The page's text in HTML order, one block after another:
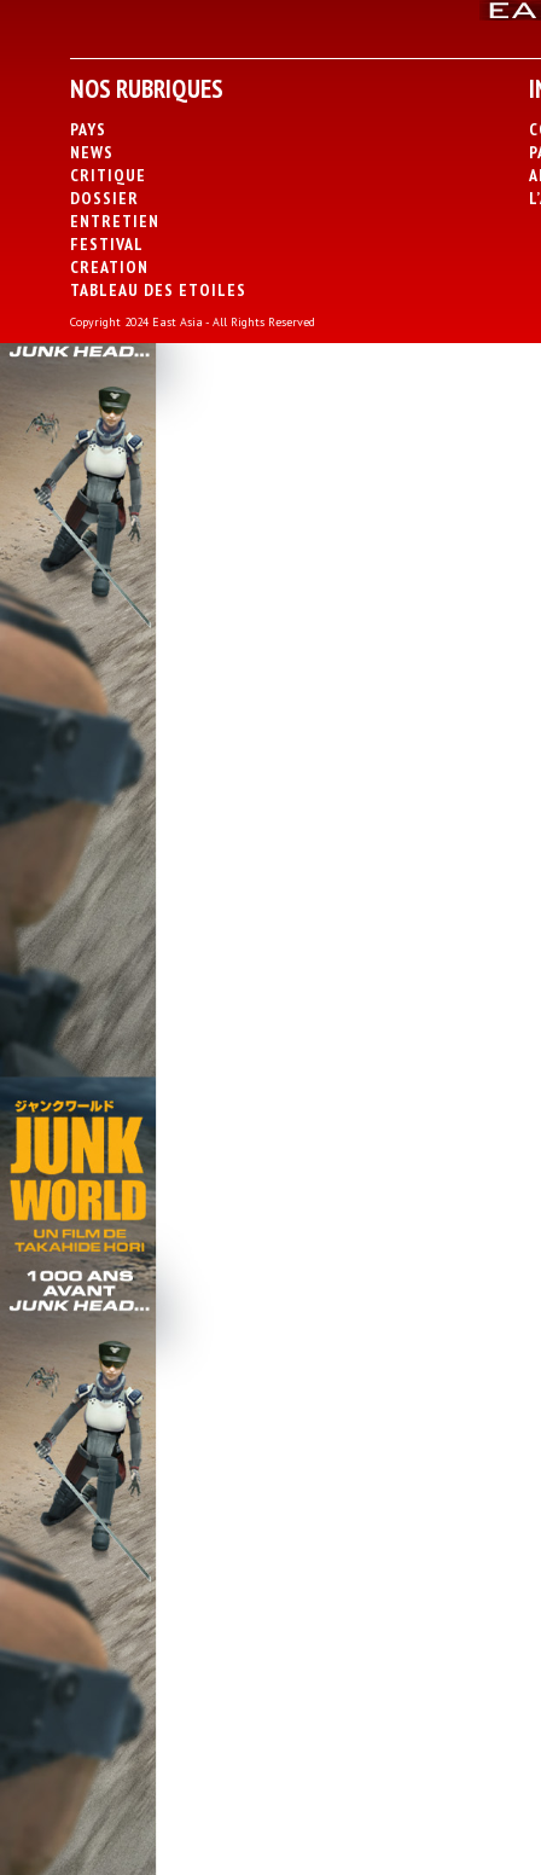
NOS RUBRIQUES
PAYS
NEWS
CRITIQUE
DOSSIER
ENTRETIEN
FESTIVAL
CREATION
TABLEAU DES ETOILES
Copyright 2024 East Asia - All Rights Reserved